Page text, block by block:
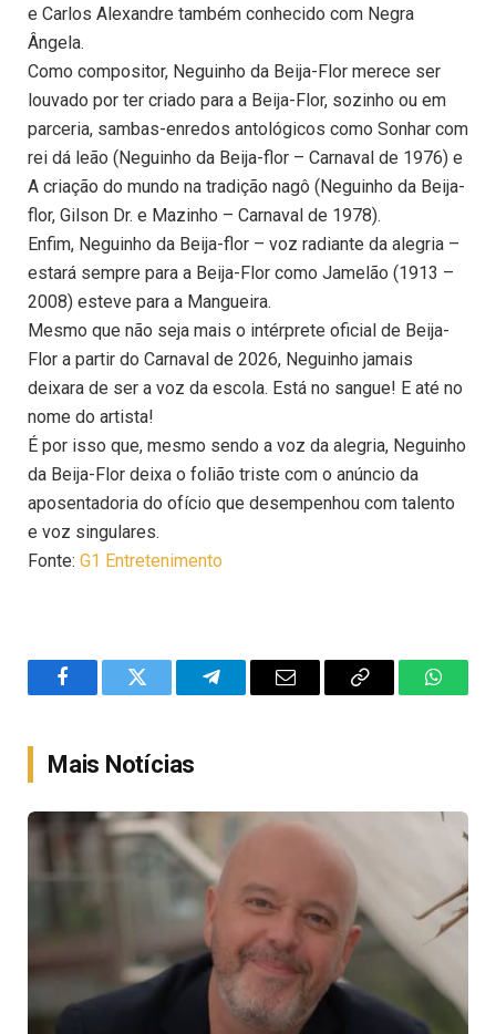
e Carlos Alexandre também conhecido com Negra
Ângela.
Como compositor, Neguinho da Beija-Flor merece ser
louvado por ter criado para a Beija-Flor, sozinho ou em
parceria, sambas-enredos antológicos como Sonhar com
rei dá leão (Neguinho da Beija-flor – Carnaval de 1976) e
A criação do mundo na tradição nagô (Neguinho da Beija-
flor, Gilson Dr. e Mazinho – Carnaval de 1978).
Enfim, Neguinho da Beija-flor – voz radiante da alegria –
estará sempre para a Beija-Flor como Jamelão (1913 –
2008) esteve para a Mangueira.
Mesmo que não seja mais o intérprete oficial de Beija-
Flor a partir do Carnaval de 2026, Neguinho jamais
deixara de ser a voz da escola. Está no sangue! E até no
nome do artista!
É por isso que, mesmo sendo a voz da alegria, Neguinho
da Beija-Flor deixa o folião triste com o anúncio da
aposentadoria do ofício que desempenhou com talento
e voz singulares.
Fonte: G1 Entretenimento
FacebookTwitter TelegramEmail
Copy
Mais Notícias